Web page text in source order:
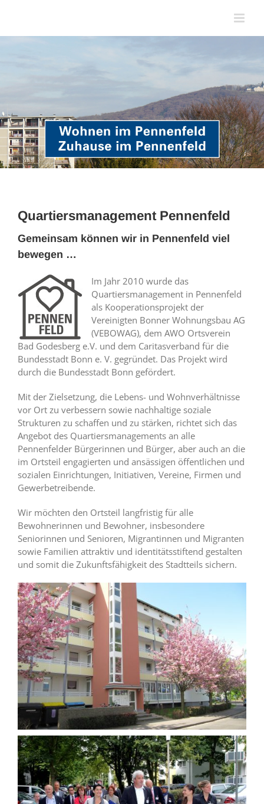
Quartiersmanagement Pennenfeld
Gemeinsam können wir in Pennenfeld viel
bewegen …
Im Jahr 2010 wurde das
Quartiersmanagement in Pennenfeld
als Kooperationsprojekt der
Vereinigten Bonner Wohnungsbau AG
(VEBOWAG), dem AWO Ortsverein
Bad Godesberg e.V. und dem Caritasverband für die
Bundesstadt Bonn e. V. gegründet. Das Projekt wird
durch die Bundesstadt Bonn gefördert.
Mit der Zielsetzung, die Lebens- und Wohnverhältnisse
vor Ort zu verbessern sowie nachhaltige soziale
Strukturen zu schaffen und zu stärken, richtet sich das
Angebot des Quartiersmanagements an alle
Pennenfelder Bürgerinnen und Bürger, aber auch an die
im Ortsteil engagierten und ansässigen öffentlichen und
sozialen Einrichtungen, Initiativen, Vereine, Firmen und
Gewerbetreibende.
Wir möchten den Ortsteil langfristig für alle
Bewohnerinnen und Bewohner, insbesondere
Seniorinnen und Senioren, Migrantinnen und Migranten
sowie Familien attraktiv und identitätsstiftend gestalten
und somit die Zukunftsfähigkeit des Stadtteils sichern.